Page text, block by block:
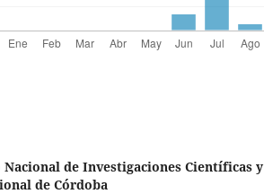
Nacional de Investigaciones Científicas y
de Córdoba